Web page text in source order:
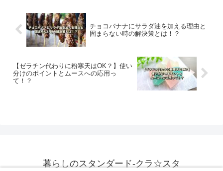
チョコバナナにサラダ油を加える理由と
固まらない時の解決策とは！？
【ゼラチン代わりに粉寒天はOK？】使い
分けのポイントとムースへの応用っ
て！？
暮らしのスタンダード-クラ☆スタ